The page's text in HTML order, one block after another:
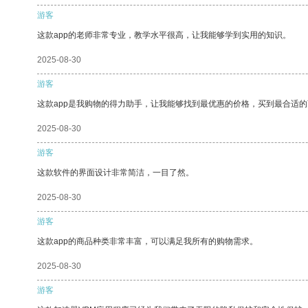
游客
这款app的老师非常专业，教学水平很高，让我能够学到实用的知识。
2025-08-30
游客
这款app是我购物的得力助手，让我能够找到最优惠的价格，买到最合适
2025-08-30
游客
这款软件的界面设计非常简洁，一目了然。
2025-08-30
游客
这款app的商品种类非常丰富，可以满足我所有的购物需求。
2025-08-30
游客